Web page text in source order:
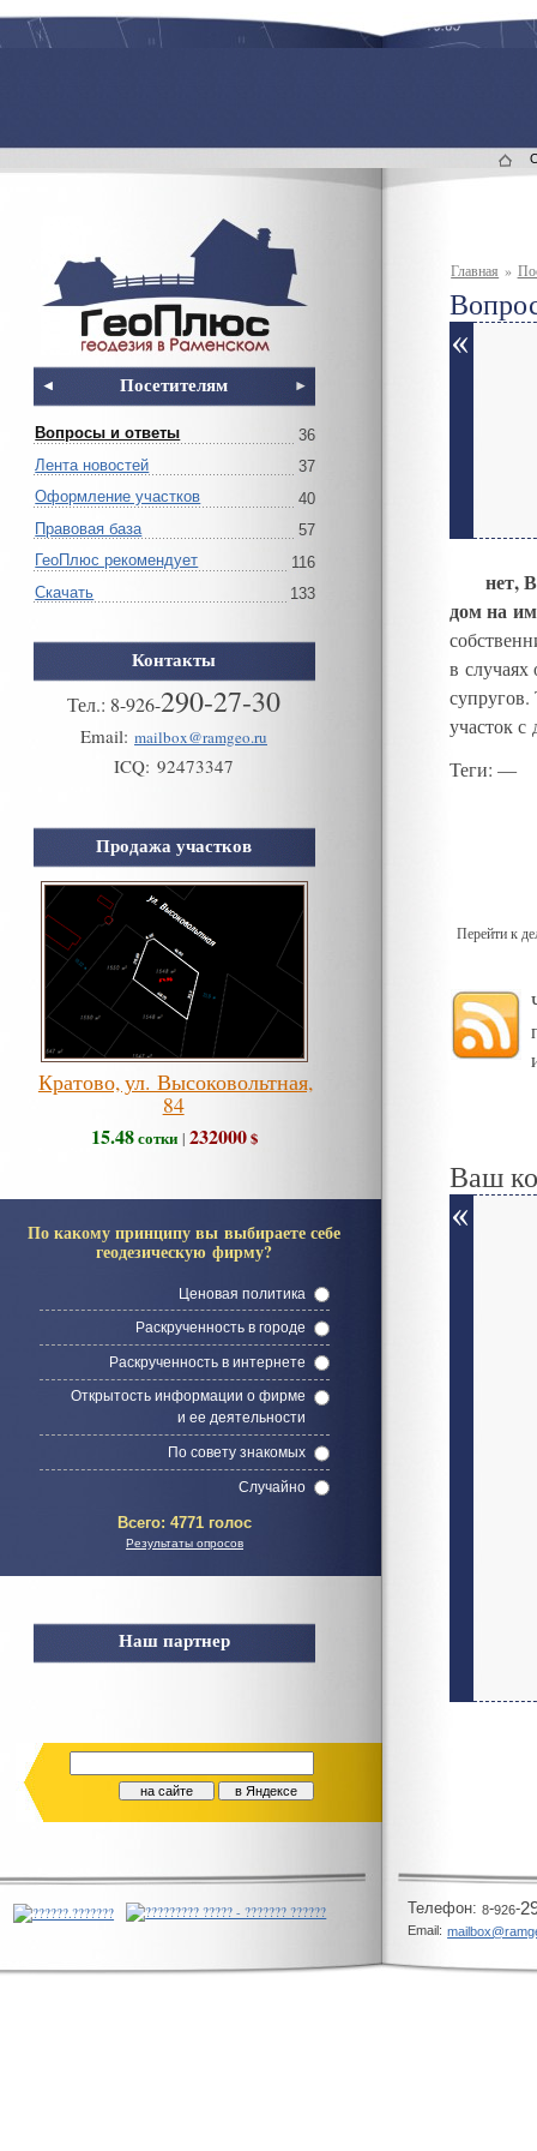
Посетителям
Вопросы и ответы
36
Лента новостей
37
Оформление участков
40
Правовая база
57
ГеоПлюс рекомендует
116
Скачать
133
Контакты
Тел.: 8-926-290-27-30
Email: mailbox@ramgeo.ru
ICQ: 92473347
Продажа участков
Кратово, ул. Высоковольтная,
84
15.48сотки | 232000$
По какому принципу вы выбираете себе
геодезическую фирму?
Ценовая политика
Раскрученность в городе
Раскрученность в интернете
Открытость информации о фирме
и ее деятельности
По совету знакомых
Случайно
Всего: 4771 голос
Результаты опросов
Наш партнер
Главная »
нет,
дом на
в
супругов.
участок
Теги: —
Перейти к
Ваш
Телeфон: 8-926-
Email: